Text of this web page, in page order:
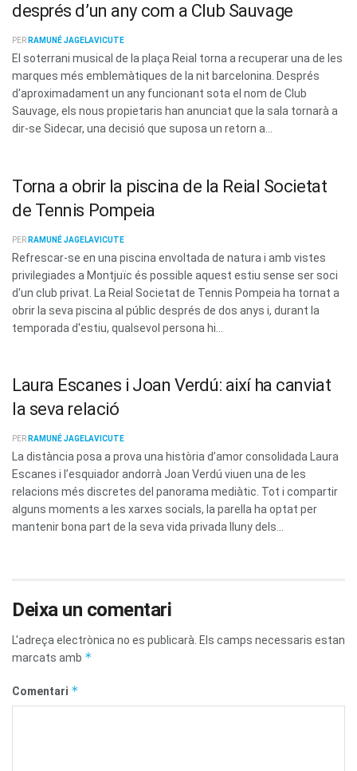
després d’un any com a Club Sauvage
PER RAMUNÉ JAGELAVICUTE
El soterrani musical de la plaça Reial torna a recuperar una de les
marques més emblemàtiques de la nit barcelonina. Després
d'aproximadament un any funcionant sota el nom de Club
Sauvage, els nous propietaris han anunciat que la sala tornarà a
dir-se Sidecar, una decisió que suposa un retorn a...
Torna a obrir la piscina de la Reial Societat
de Tennis Pompeia
PER RAMUNÉ JAGELAVICUTE
Refrescar-se en una piscina envoltada de natura i amb vistes
privilegiades a Montjuïc és possible aquest estiu sense ser soci
d'un club privat. La Reial Societat de Tennis Pompeia ha tornat a
obrir la seva piscina al públic després de dos anys i, durant la
temporada d'estiu, qualsevol persona hi...
Laura Escanes i Joan Verdú: així ha canviat
la seva relació
PER RAMUNÉ JAGELAVICUTE
La distància posa a prova una història d’amor consolidada Laura
Escanes i l’esquiador andorrà Joan Verdú viuen una de les
relacions més discretes del panorama mediàtic. Tot i compartir
alguns moments a les xarxes socials, la parella ha optat per
mantenir bona part de la seva vida privada lluny dels...
Deixa un comentari
L'adreça electrònica no es publicarà. Els camps necessaris estan
marcats amb *
Comentari *